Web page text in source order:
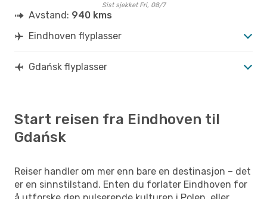
Sist sjekket Fri, 08/7
Avstand: 940 kms
Eindhoven flyplasser
Gdańsk flyplasser
Start reisen fra Eindhoven til
Gdańsk
Reiser handler om mer enn bare en destinasjon – det
er en sinnstilstand. Enten du forlater Eindhoven for